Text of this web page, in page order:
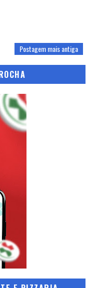
Postagem mais antiga